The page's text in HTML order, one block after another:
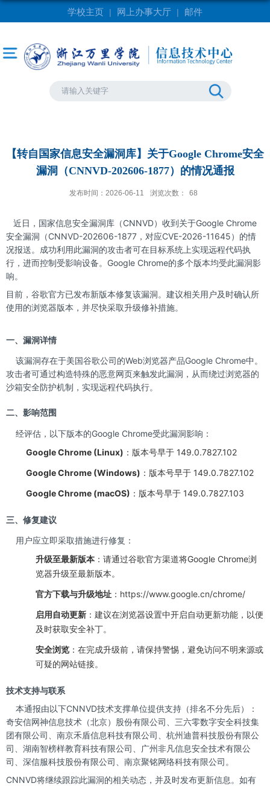
学校主页 | 网上办事大厅 | 邮件
【转自国家信息安全漏洞库】关于Google Chrome安全
漏洞（CNNVD-202606-1877）的情况通报
发布时间：2026-06-11 浏览次数： 68
近日，国家信息安全漏洞库（CNNVD）收到关于Google Chrome
安全漏洞（CNNVD-202606-1877，对应CVE-2026-11645）的情
况报送。成功利用此漏洞的攻击者可在目标系统上实现远程代码执
行，进而控制受影响设备。Google Chrome的多个版本均受此漏洞影
响。
目前，谷歌官方已发布新版本修复该漏洞。建议相关用户及时确认所
使用的浏览器版本，并尽快采取升级修补措施。
一、漏洞详情
该漏洞存在于美国谷歌公司的Web浏览器产品Google Chrome中。
攻击者可通过构造特殊的恶意网页来触发此漏洞，从而绕过浏览器的
沙箱安全防护机制，实现远程代码执行。
二、影响范围
经评估，以下版本的Google Chrome受此漏洞影响：
Google Chrome (Linux) ：版本号早于 149.0.7827.102
Google Chrome (Windows) ：版本号早于 149.0.7827.102
Google Chrome (macOS) ：版本号早于 149.0.7827.103
三、修复建议
用户应立即采取措施进行修复：
升级至最新版本：请通过谷歌官方渠道将Google Chrome浏
览器升级至最新版本。
官方下载与升级地址： https://www.google.cn/chrome/
启用自动更新：建议在浏览器设置中开启自动更新功能，以便
及时获取安全补丁。
安全浏览：在完成升级前，请保持警惕，避免访问不明来源或
可疑的网站链接。
技术支持与联系
本通报由以下CNNVD技术支撑单位提供支持（排名不分先后）：
奇安信网神信息技术（北京）股份有限公司、三六零数字安全科技集
团有限公司、南京禾盾信息科技有限公司、杭州迪普科技股份有限公
司、湖南智榜样教育科技有限公司、广州非凡信息安全技术有限公
司、深信服科技股份有限公司、南京聚铭网络科技有限公司。
CNNVD将继续跟踪此漏洞的相关动态，并及时发布更新信息。如有